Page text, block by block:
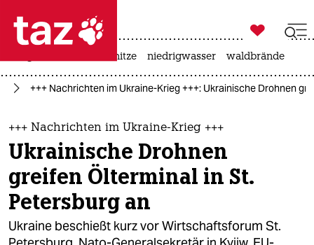
 taz zahl ich
taz zahl ich
themen
politik
öko
gesellschaft

taz zahl ich
hitze niedrigwasser waldbrände
+++ Nachrichten im Ukraine-Krieg +++: Ukrainische Drohnen
+++ Nachrichten im Ukraine-Krieg +++
Ukrainische Drohnen
greifen Ölterminal in St.
Petersburg an
Ukraine beschießt kurz vor Wirtschaftsforum St.